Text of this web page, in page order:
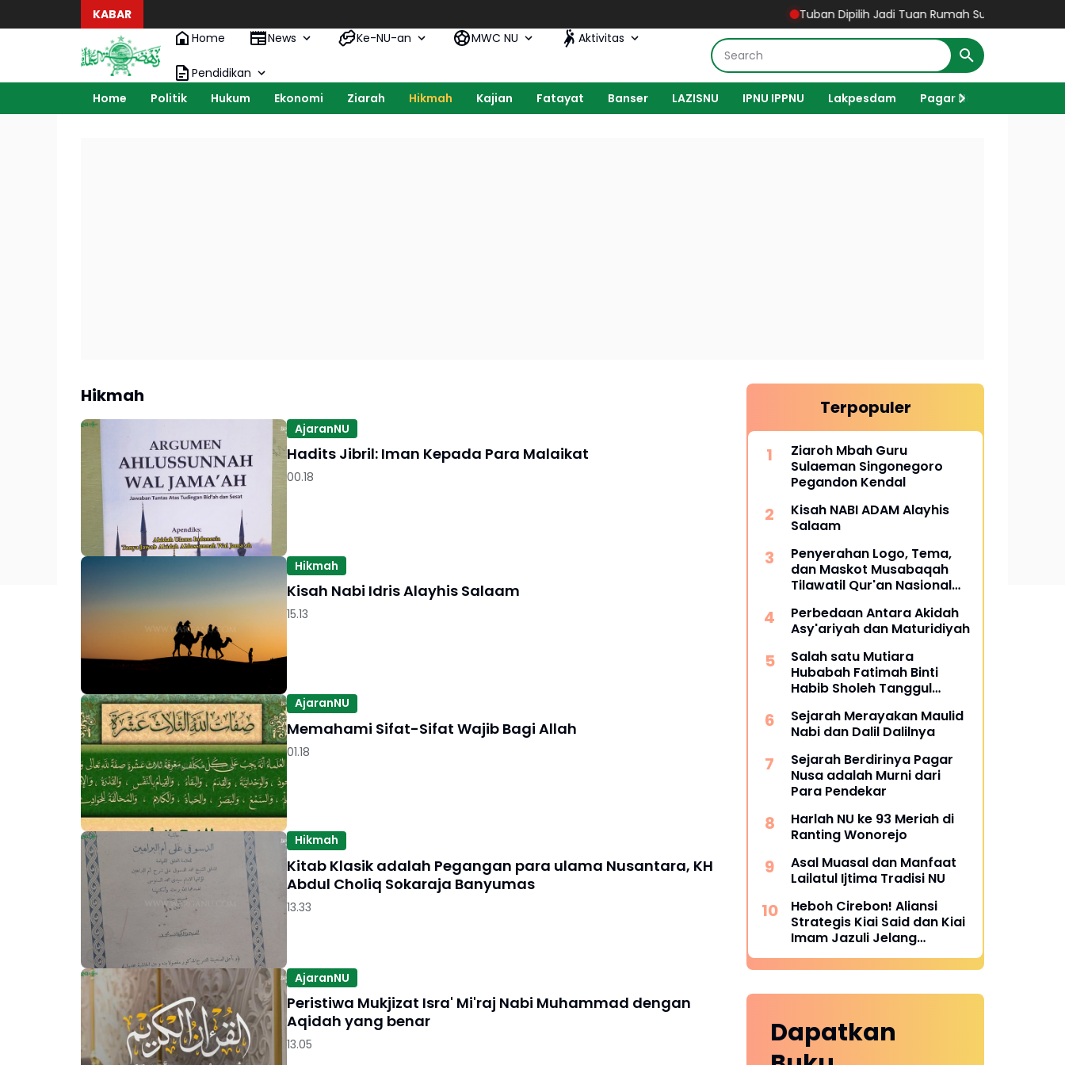
KABAR
Tuban Dipilih Jadi Tuan Rumah Susbalan LXIII
Home
News Ke-NU-an MWC NU Aktivitas
Pendidikan
Home
Politik Hukum Ekonomi Ziarah Hikmah Kajian Fatayat Banser LAZISNU IPNU IPPNU Lakpesdam Pagar Nusa
Hikmah
AjaranNU
Hadits Jibril: Iman Kepada Para Malaikat
00.18
Hikmah
Kisah Nabi Idris Alayhis Salaam
15.13
AjaranNU
Memahami Sifat-Sifat Wajib Bagi Allah
01.18
Hikmah
Kitab Klasik adalah Pegangan para ulama Nusantara, KH
Abdul Choliq Sokaraja Banyumas
13.33
AjaranNU
Peristiwa Mukjizat Isra' Mi'raj Nabi Muhammad dengan
Aqidah yang benar
13.05
Terpopuler
Ziaroh Mbah Guru
Sulaeman Singonegoro
Pegandon Kendal
Kisah NABI ADAM Alayhis
Salaam
Penyerahan Logo, Tema,
dan Maskot Musabaqah
Tilawatil Qur'an Nasional
Perbedaan Antara Akidah
Asy'ariyah dan Maturidiyah
Salah satu Mutiara
Hubabah Fatimah Binti
Habib Sholeh Tanggul
Sejarah Merayakan Maulid
Nabi dan Dalil Dalilnya
Sejarah Berdirinya Pagar
Nusa adalah Murni dari
Para Pendekar
Harlah NU ke 93 Meriah di
Ranting Wonorejo
Asal Muasal dan Manfaat
Lailatul Ijtima Tradisi NU
Heboh Cirebon! Aliansi
Strategis Kiai Said dan Kiai
Imam Jazuli Jelang
Muktamar NU ke-35
Dapatkan